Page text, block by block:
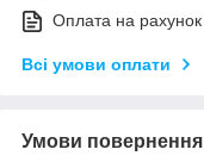
Оплата на рахунок
Всі умови оплати
Умови повернення